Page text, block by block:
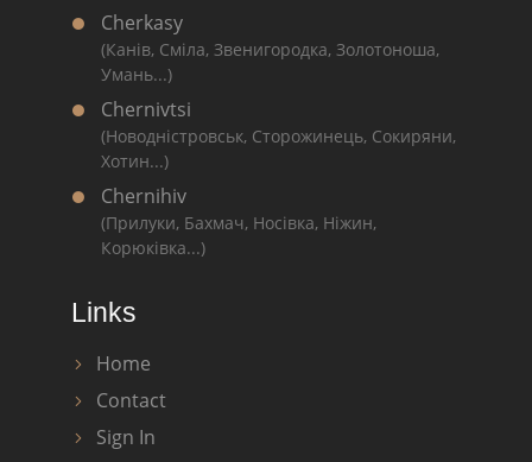
Cherkasy
(Канів, Сміла, Звенигородка, Золотоноша,
Умань...)
Chernivtsi
(Новодністровськ, Сторожинець, Сокиряни,
Хотин...)
Chernihiv
(Прилуки, Бахмач, Носівка, Ніжин,
Корюківка...)
Links
Home
Contact
Sign In